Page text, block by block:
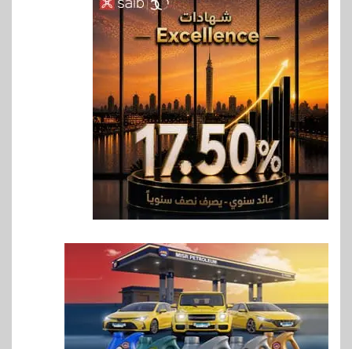
6
سوق وصلة
vivo تعيد تعريف مفهوم الفئة
المتوسطة مع إطلاق Y500
بمواصفات استثنائية
7 بنوك رياضة
وزير الشباب والرياضة يلتقي
بالرئيس التنفيذي والعضو المنتدب
لبنك saib لبحث تعزيز التعاون
المشترك
8
حماقي يشعل سعادة ساحل في
رأس الحكمة.. وبوسي مفاجأة
الحفل
9